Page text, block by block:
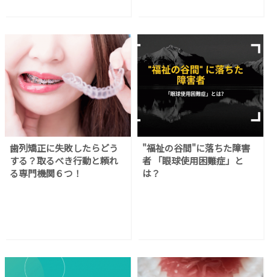
歯列矯正に失敗したらどう
する？取るべき行動と頼れ
る専門機関６つ！
"福祉の谷間"に落ちた障害
者 「眼球使用困難症」と
は？